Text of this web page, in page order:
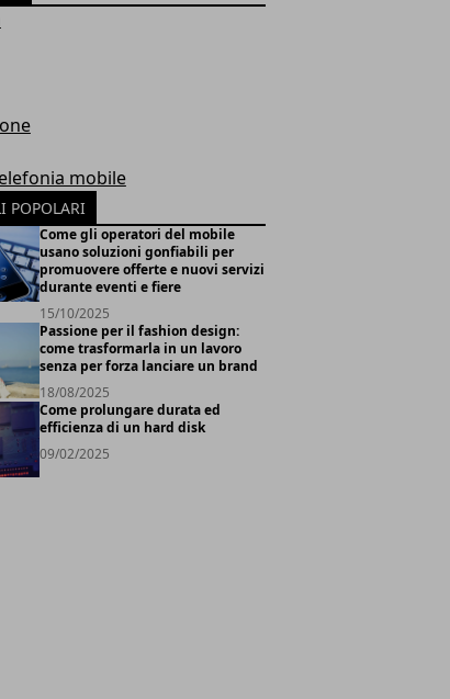
mobile
POPOLARI
Come gli operatori del mobile
usano soluzioni gonfiabili per
promuovere offerte e nuovi servizi
durante eventi e fiere
15/10/2025
Passione per il fashion design:
come trasformarla in un lavoro
senza per forza lanciare un brand
18/08/2025
Come prolungare durata ed
efficienza di un hard disk
09/02/2025